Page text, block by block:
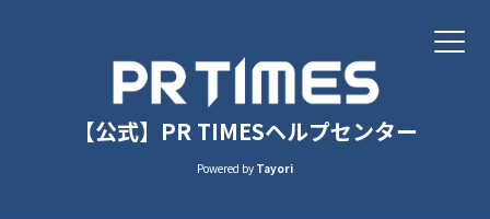
【公式】PR TIMESヘルプセンター
Powered by Tayori